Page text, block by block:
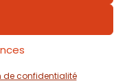
de confidentialité